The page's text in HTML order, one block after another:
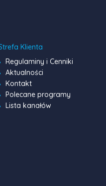
Klienta
Regulaminy i Cenniki
Aktualności
Kontakt
Polecane programy
Lista kanałów